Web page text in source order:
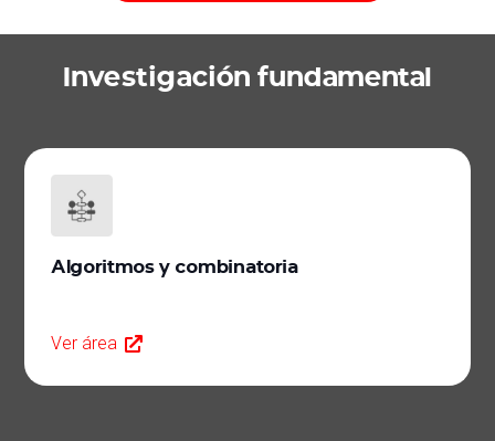
Investigación fundamental
Algoritmos y combinatoria
Ver área